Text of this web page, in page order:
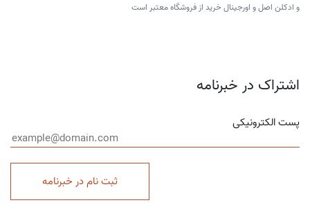
و ادکلن اصل و اورجینال خرید از فروشگاه معتبر است
اشتراک در خبرنامه
پست الکترونیکی
ثبت نام در خبرنامه